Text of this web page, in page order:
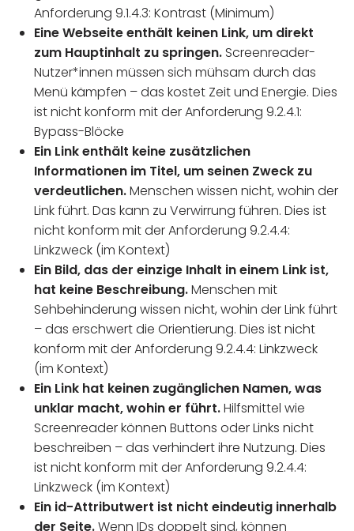
Anforderung 9.1.4.3: Kontrast (Minimum)
Eine Webseite enthält keinen Link, um direkt
zum Hauptinhalt zu springen. Screenreader-
Nutzer*innen müssen sich mühsam durch das
Menü kämpfen – das kostet Zeit und Energie. Dies
ist nicht konform mit der Anforderung 9.2.4.1:
Bypass-Blöcke
Ein Link enthält keine zusätzlichen
Informationen im Titel, um seinen Zweck zu
verdeutlichen.Menschen wissen nicht, wohin der
Link führt. Das kann zu Verwirrung führen. Dies ist
nicht konform mit der Anforderung 9.2.4.4:
Linkzweck (im Kontext)
Ein Bild, das der einzige Inhalt in einem Link ist,
hat keine Beschreibung.Menschen mit
Sehbehinderung wissen nicht, wohin der Link führt
– das erschwert die Orientierung. Dies ist nicht
konform mit der Anforderung 9.2.4.4: Linkzweck
(im Kontext)
Ein Link hat keinen zugänglichen Namen, was
unklar macht, wohin er führt.Hilfsmittel wie
Screenreader können Buttons oder Links nicht
beschreiben – das verhindert ihre Nutzung. Dies
ist nicht konform mit der Anforderung 9.2.4.4:
Linkzweck (im Kontext)
Ein id-Attributwert ist nicht eindeutig innerhalb
der Seite.Wenn IDs doppelt sind, können